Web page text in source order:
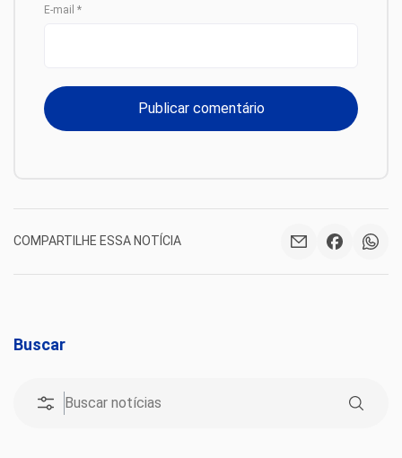
E-mail *
COMPARTILHE ESSA NOTÍCIA
Buscar